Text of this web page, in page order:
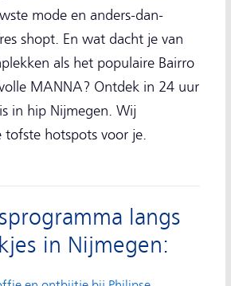
mode en anders-dan-
shopt. En wat dacht je van
als het populaire Bairro
MANNA? Ontdek in 24 uur
in hip Nijmegen. Wij
tofste hotspots voor je.
langs
in Nijmegen: